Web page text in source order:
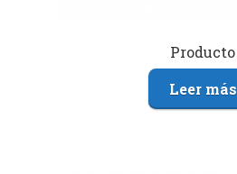
Producto
Leer más